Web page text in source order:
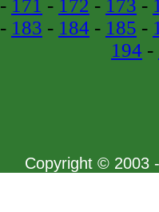
- 171 - 172 - 173 -
- 183 - 184 - 185 -
194 -
Copyright © 2003